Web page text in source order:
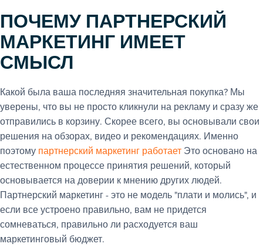
ПОЧЕМУ ПАРТНЕРСКИЙ
МАРКЕТИНГ ИМЕЕТ
СМЫСЛ
Какой была ваша последняя значительная покупка? Мы
уверены, что вы не просто кликнули на рекламу и сразу же
отправились в корзину. Скорее всего, вы основывали свои
решения на обзорах, видео и рекомендациях. Именно
поэтому партнерский маркетинг работает Это основано на
естественном процессе принятия решений, который
основывается на доверии к мнению других людей.
Партнерский маркетинг - это не модель "плати и молись", и
если все устроено правильно, вам не придется
сомневаться, правильно ли расходуется ваш
маркетинговый бюджет.